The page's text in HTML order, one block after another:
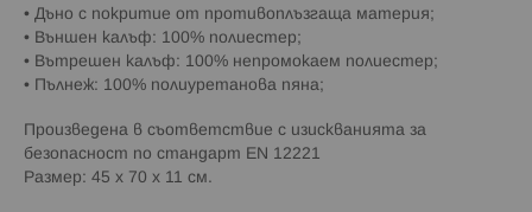
• Дъно с покритие от противоплъзгаща материя;
• Външен калъф: 100% полиестер;
• Вътрешен калъф: 100% непромокаем полиестер;
• Пълнеж: 100% полиуретанова пяна;
Произведена в съответствие с изискванията за
безопасност по стандарт EN 12221
Размер: 45 x 70 x 11 см.